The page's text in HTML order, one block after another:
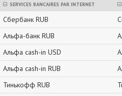
SERVICES BANCAIRES PAR INTERNET
Сбербанк RUB
Альфа-банк RUB
Альфа cash-in USD
Альфа cash-in RUB
Тинькофф RUB